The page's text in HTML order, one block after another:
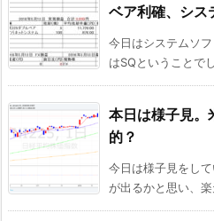
ベア利確、シス
今日はシステムソ
はSQということで
本日は様子見。
的？
今日は様子見をし
が出るかと思い、